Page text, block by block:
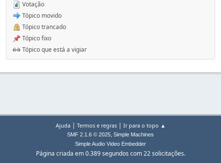
Votação
Tópico movido
Tópico trancado
Tópico fixo
Tópico que está a vigiar
Ajuda| Termos e regras| Ir para o topo ▲
SMF 2.1.6 © 2025, Simple Machines
Simple Audio Video Embedder
Página criada em 0.389 segundos com 22 solicitações.